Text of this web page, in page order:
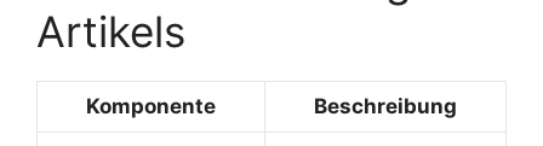
Artikels
Komponente Beschreibung